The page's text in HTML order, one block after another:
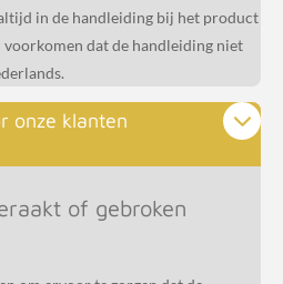
in de handleiding bij het product
dat de handleiding niet
onze klanten
of gebroken